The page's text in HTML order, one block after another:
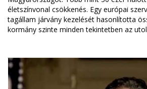
életszínvonal csökkenés. Egy európai
tagállam járvány kezelését hasonlította
kormány szinte minden tekintetben az